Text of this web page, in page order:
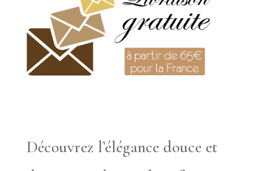
Découvrez l’élégance douce et